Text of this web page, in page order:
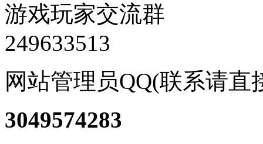
游戏玩家交流群
249633513
网站管理员QQ(联系请直
3049574283